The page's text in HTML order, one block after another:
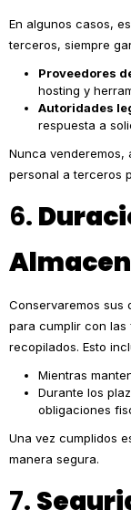
En algunos casos,
terceros, siempre
Proveedores
hosting y
Autoridades
respuesta a
Nunca venderemos,
personal a terceros
6.
Conservaremos sus
para cumplir con
recopilados. Esto
Mientras
Durante los
obligaciones
Una vez cumplidos
manera segura.
7.